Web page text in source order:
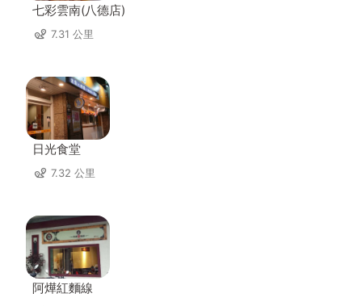
七彩雲南(八德店)
7.31 公里
日光食堂
7.32 公里
阿燁紅麵線